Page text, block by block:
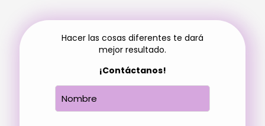
Hacer las cosas diferentes te dará
mejor resultado.
¡Contáctanos!